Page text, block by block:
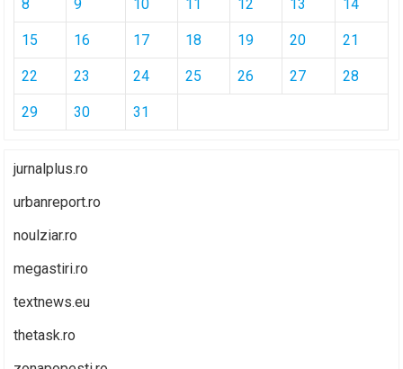
8 9 10 11 12 13 14
15 16 17 18 19 20 21
22 23 24 25 26 27 28
29 30 31
jurnalplus.ro
urbanreport.ro
noulziar.ro
megastiri.ro
textnews.eu
thetask.ro